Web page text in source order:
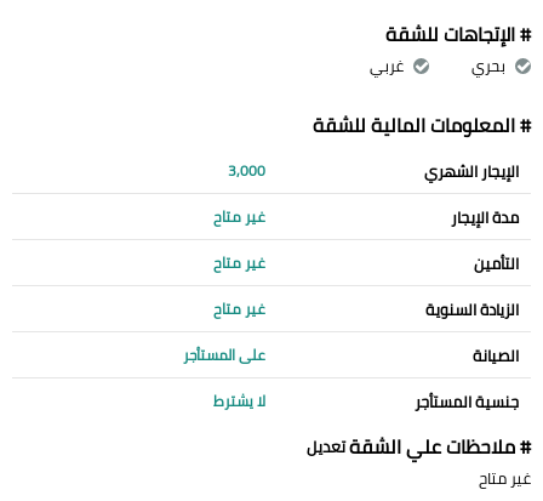
# الإتجاهات للشقة
بحري غربي
# المعلومات المالية للشقة
الإيجار الشهري 3,000
مدة الإيجار غير متاح
التأمين غير متاح
الزيادة السنوية غير متاح
الصيانة على المستأجر
جنسية المستأجر لا يشترط
# ملاحظات علي الشقةتعديل
غير متاح